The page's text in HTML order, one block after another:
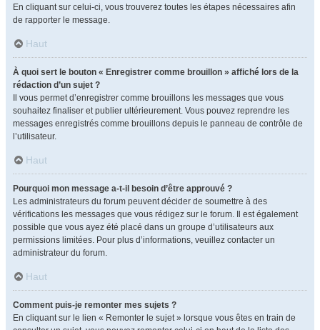
En cliquant sur celui-ci, vous trouverez toutes les étapes nécessaires afin
de rapporter le message.
Haut
À quoi sert le bouton « Enregistrer comme brouillon » affiché lors de la
rédaction d’un sujet ?
Il vous permet d’enregistrer comme brouillons les messages que vous
souhaitez finaliser et publier ultérieurement. Vous pouvez reprendre les
messages enregistrés comme brouillons depuis le panneau de contrôle de
l’utilisateur.
Haut
Pourquoi mon message a-t-il besoin d’être approuvé ?
Les administrateurs du forum peuvent décider de soumettre à des
vérifications les messages que vous rédigez sur le forum. Il est également
possible que vous ayez été placé dans un groupe d’utilisateurs aux
permissions limitées. Pour plus d’informations, veuillez contacter un
administrateur du forum.
Haut
Comment puis-je remonter mes sujets ?
En cliquant sur le lien « Remonter le sujet » lorsque vous êtes en train de